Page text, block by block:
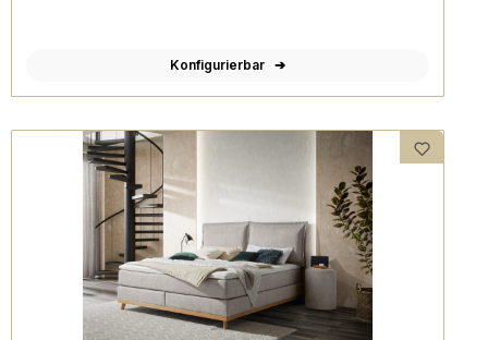
Konfigurierbar